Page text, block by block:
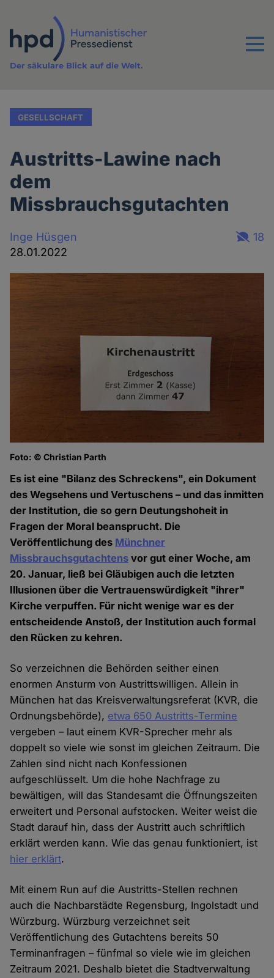
Inhalt
Menu
Der säkulare Blick auf die Welt.
GESELLSCHAFT
Austritts-Lawine nach
dem
Missbrauchsgutachten
Inge Hüsgen
28.01.2022
18
Foto: © Christian Parth
Es ist eine "Bilanz des Schreckens", ein Dokument
des Wegsehens und Vertuschens – und das inmitten
der Institution, die so gern Deutungshoheit in
Fragen der Moral beansprucht. Die
Veröffentlichung des Münchner
Missbrauchsgutachtens vor gut einer Woche, am
20. Januar, ließ bei Gläubigen auch die letzten
Illusionen über die Vertrauenswürdigkeit "ihrer"
Kirche verpuffen. Für nicht wenige war es der
entscheidende Anstoß, der Institution auch formal
den Rücken zu kehren.
So verzeichnen die Behörden seither einen
enormen Ansturm von Austrittswilligen. Allein in
München hat das Kreisverwaltungsreferat (KVR, die
Ordnungsbehörde), etwa 650 Austritts-Termine
vergeben – laut einem KVR-Sprecher mehr als
doppelt so viele wie sonst im gleichen Zeitraum. Die
Zahlen sind nicht nach Konfessionen
aufgeschlüsselt. Um die hohe Nachfrage zu
bewältigen, will das Standesamt die Öffnungszeiten
erweitert und Personal aufstocken. Weiter weist die
Stadt darauf hin, dass der Austritt auch schriftlich
erklärt werden kann. Wie das genau funktioniert, ist
hier erklärt.
Mit einem Run auf die Austritts-Stellen rechnen
auch die Nachbarstädte Regensburg, Ingolstadt und
Würzburg. Würzburg verzeichnet seit
Veröffentlichung des Gutachtens bereits 50
Terminanfragen – fünfmal so viele wie im gleichen
Zeitraum 2021. Deshalb bietet die Stadtverwaltung